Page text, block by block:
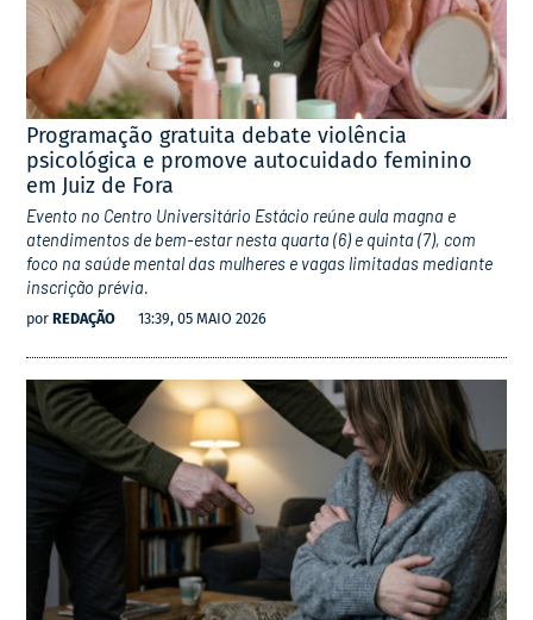
Programação gratuita debate violência
psicológica e promove autocuidado feminino
em Juiz de Fora
Evento no Centro Universitário Estácio reúne aula magna e
atendimentos de bem-estar nesta quarta (6) e quinta (7), com
foco na saúde mental das mulheres e vagas limitadas mediante
inscrição prévia.
por REDAÇÃO 13:39, 05 MAIO 2026